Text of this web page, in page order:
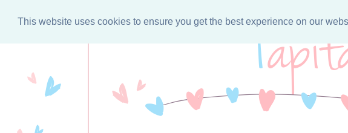
This website uses cookies to ensure you get the best experience on our